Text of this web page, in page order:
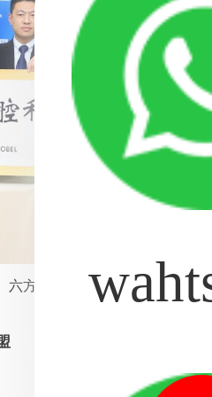
六方數字化口腔種植聯盟戰略合